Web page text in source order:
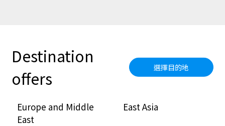
Destination
offers
選擇目的地
Europe and Middle
East
East Asia